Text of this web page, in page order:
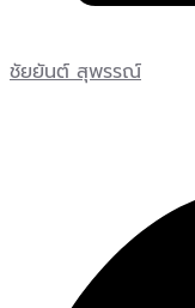
ชัยยันต์ สุพรรณ์